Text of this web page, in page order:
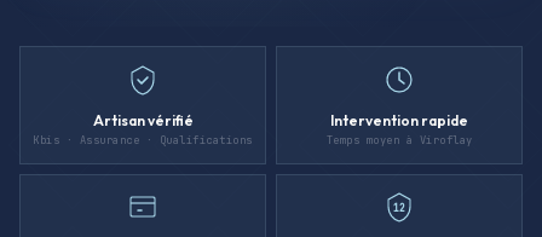
Artisan vérifié
Kbis · Assurance · Qualifications
Intervention rapide
Temps moyen à Viroflay
12